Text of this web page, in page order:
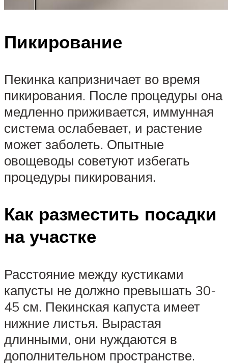
Пикирование
Пекинка капризничает во время
пикирования. После процедуры она
медленно приживается, иммунная
система ослабевает, и растение
может заболеть. Опытные
овощеводы советуют избегать
процедуры пикирования.
Как разместить посадки
на участке
Расстояние между кустиками
капусты не должно превышать 30-
45 см. Пекинская капуста имеет
нижние листья. Вырастая
длинными, они нуждаются в
дополнительном пространстве.